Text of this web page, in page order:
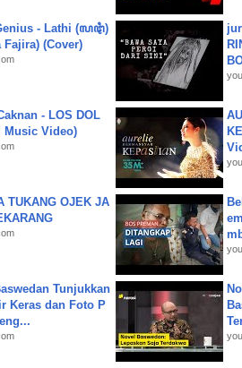
- Lathi (ꦭꦛꦶ)
Fajira) (Cover)
- LOS DOL
Music Video)
TUKANG OJEK JA
Tunjukkan
Keras dan Foto P